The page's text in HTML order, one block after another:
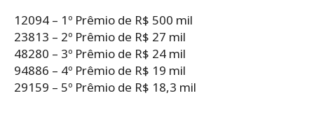
12094 – 1º Prêmio de R$ 500 mil
23813 – 2º Prêmio de R$ 27 mil
48280 – 3º Prêmio de R$ 24 mil
94886 – 4º Prêmio de R$ 19 mil
29159 – 5º Prêmio de R$ 18,3 mil